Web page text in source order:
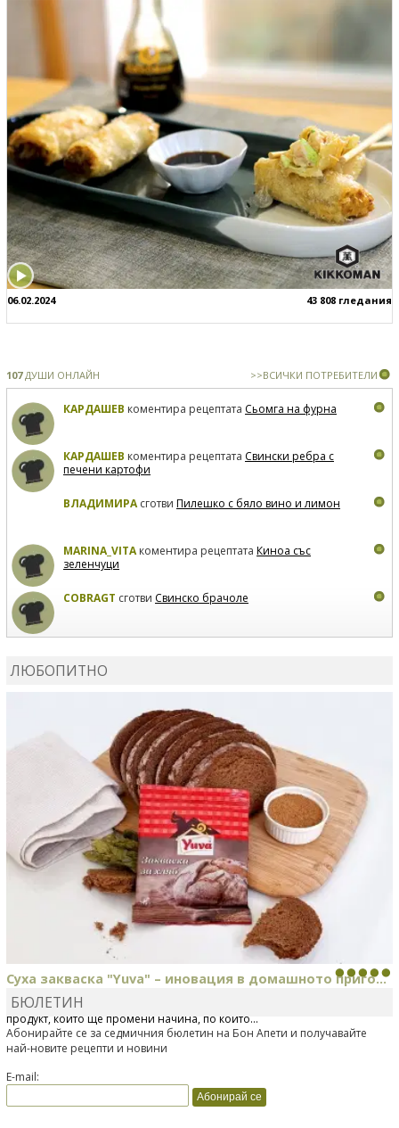
06.02.2024 43 808 гледания
107ДУШИ ОНЛАЙН >>ВСИЧКИ ПОТРЕБИТЕЛИ
КАРДАШЕВ коментира рецептата Сьомга на фурна
КАРДАШЕВ коментира рецептата Свински ребра с
печени картофи
ВЛАДИМИРАсготви Пилешко с бяло вино и лимон
MARINA_VITAкоментира рецептата Киноа със
зеленчуци
COBRAGT сготви Свинско брачоле
ЛЮБОПИТНО
Суха закваска "Yuva" – иновация в домашното приго...
Отскоро Лесафр България стартира предлагането на изцяло нов
продукт, който ще промени начина, по който...
БЮЛЕТИН
Абонирайте се за седмичния бюлетин на Бон Апети и получавайте
най-новите рецепти и новини
E-mail: